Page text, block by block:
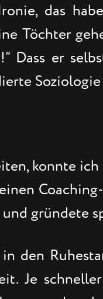
das
Töchter
Dass er
konnte
gründete
den
Je